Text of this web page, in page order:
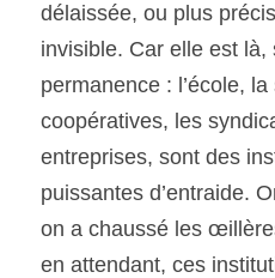
délaissée, ou plus
invisible. Car elle est là,
permanence : l’école,
coopératives, les
entreprises, sont des
puissantes d’entraide.
on a chaussé les
en attendant, ces